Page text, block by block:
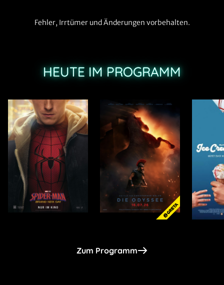
Fehler, Irrtümer und Änderungen vorbehalten.
HEUTE IM PROGRAMM
Zum Programm